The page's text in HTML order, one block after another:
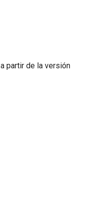
a partir de la versión